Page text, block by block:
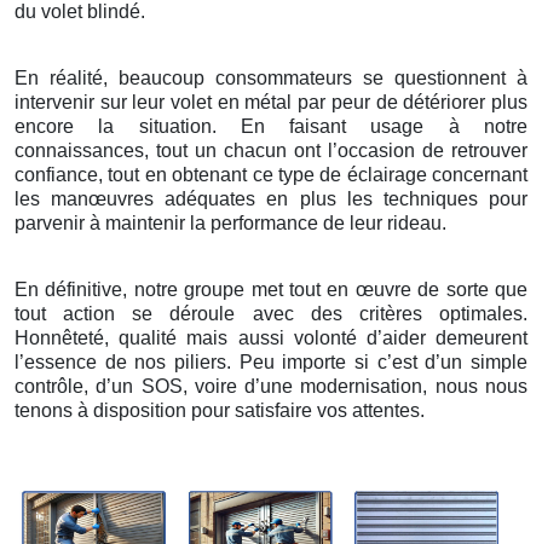
du volet blindé.
En réalité, beaucoup consommateurs se questionnent à
intervenir sur leur volet en métal par peur de détériorer plus
encore la situation. En faisant usage à notre
connaissances, tout un chacun ont l’occasion de retrouver
confiance, tout en obtenant ce type de éclairage concernant
les manœuvres adéquates en plus les techniques pour
parvenir à maintenir la performance de leur rideau.
En définitive, notre groupe met tout en œuvre de sorte que
tout action se déroule avec des critères optimales.
Honnêteté, qualité mais aussi volonté d’aider demeurent
l’essence de nos piliers. Peu importe si c’est d’un simple
contrôle, d’un SOS, voire d’une modernisation, nous nous
tenons à disposition pour satisfaire vos attentes.